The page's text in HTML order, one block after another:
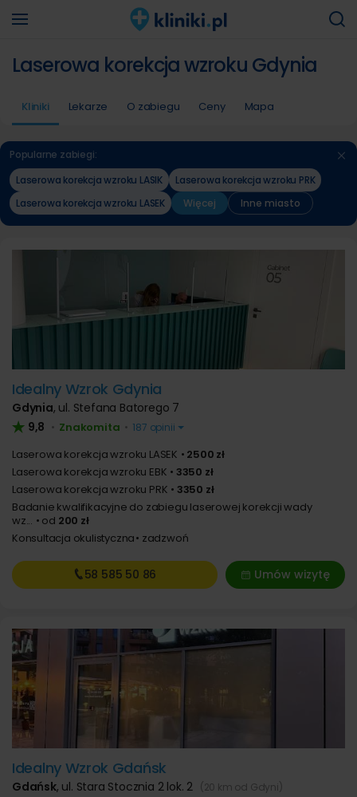
Laserowa korekcja wzroku Gdynia
Kliniki Lekarze O zabiegu Ceny Mapa
Popularne zabiegi:
Laserowa korekcja wzroku LASIK
Laserowa korekcja wzroku PRK
Laserowa korekcja wzroku LASEK
Więcej Inne miasto
Idealny Wzrok Gdynia
Gdynia, ul. Stefana Batorego 7
9,8 • Znakomita • 187 opinii
Laserowa korekcja wzroku LASEK
2500 zł
Laserowa korekcja wzroku EBK
3350 zł
Laserowa korekcja wzroku PRK
3350 zł
Badanie kwalifikacyjne do zabiegu laserowej korekcji wady
wz...
od 200 zł
Konsultacja okulistyczna zadzwoń
Umów wizytę
58 585 50 86
Idealny Wzrok Gdańsk
Gdańsk, ul. Stara Stocznia 2 lok. 2 (20 km od Gdyni)